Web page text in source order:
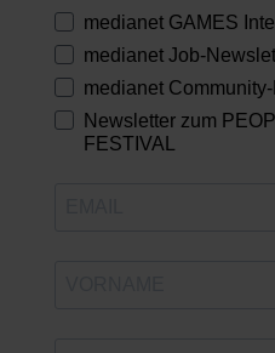
medianet GAMES
medianet Job-
medianet
Newsletter zum
FESTIVAL